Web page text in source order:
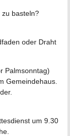
basteln?
oder Draht
Palmsonntag)
Gemeindehaus.
um 9.30